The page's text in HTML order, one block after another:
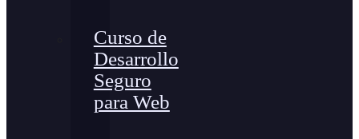
Curso de
Desarrollo
Seguro
para Web